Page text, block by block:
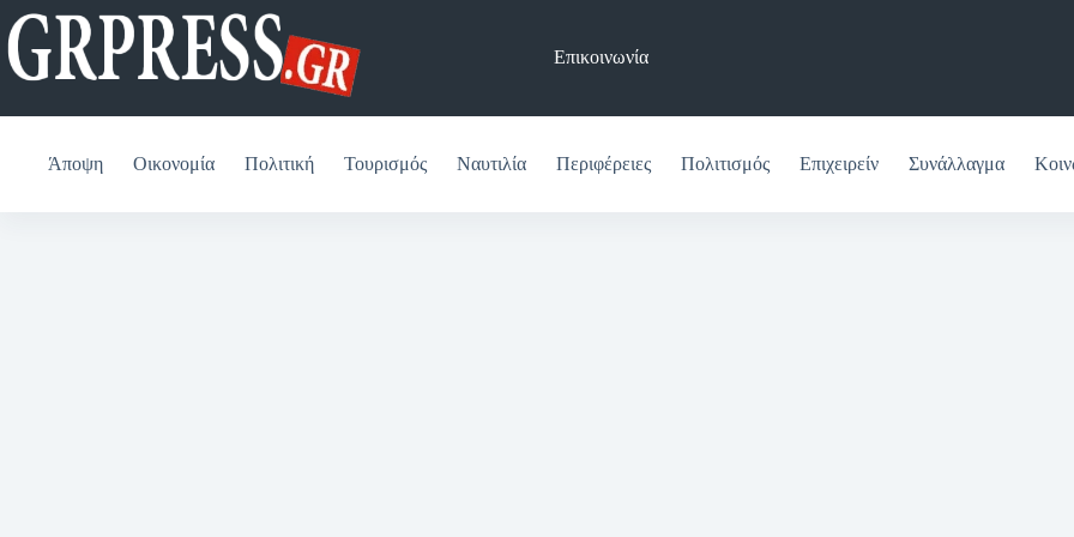
Μετάβαση
στο
περιεχόμενο
Επικοινωνία
Άποψη Οικονομία Πολιτική Τουρισμός Ναυτιλία Περιφέρειες Πολιτισμός Επιχειρείν Συνάλλαγμα